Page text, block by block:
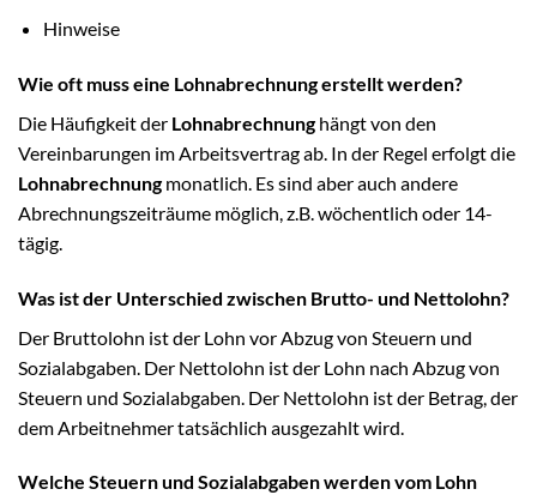
Hinweise
Wie oft muss eine Lohnabrechnung erstellt werden?
Die Häufigkeit der Lohnabrechnunghängt von den
Vereinbarungen im Arbeitsvertrag ab. In der Regel erfolgt die
Lohnabrechnungmonatlich. Es sind aber auch andere
Abrechnungszeiträume möglich, z.B. wöchentlich oder 14-
tägig.
Was ist der Unterschied zwischen Brutto- und Nettolohn?
Der Bruttolohn ist der Lohn vor Abzug von Steuern und
Sozialabgaben. Der Nettolohn ist der Lohn nach Abzug von
Steuern und Sozialabgaben. Der Nettolohn ist der Betrag, der
dem Arbeitnehmer tatsächlich ausgezahlt wird.
Welche Steuern und Sozialabgaben werden vom Lohn